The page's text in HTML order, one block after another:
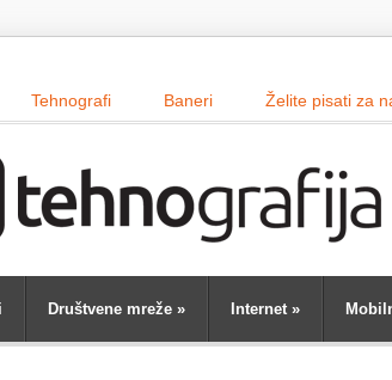
Tehnografi Baneri Želite pisati za
Društvene mreže » Internet»